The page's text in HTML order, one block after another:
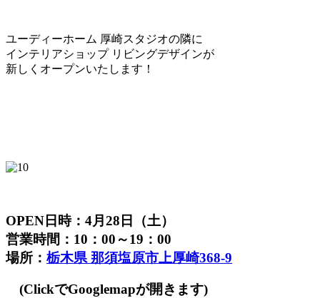
ユーディーホーム 厚崎スタジオの隣に
インテリアショップ リビングデザインが
新しくオープンいたします！
OPEN日時：4月28日（土）
営業時間：10：00～19：00
場所： 栃木県 那須塩原市上厚崎368-9
(ClickでGooglemapが開きます)